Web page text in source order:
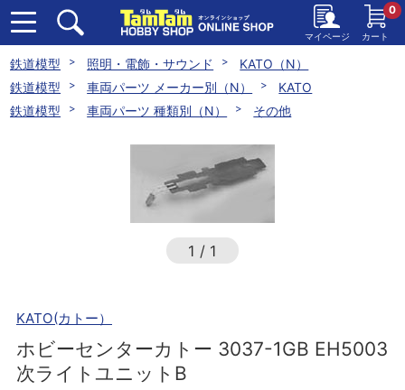
マイページ カート
0
鉄道模型 照明・電飾・サウンド
KATO（N）
鉄道模型
車両パーツ メーカー別（N）
KATO
鉄道模型
車両パーツ 種類別（N） その他
1 / 1
KATO(カトー）
ホビーセンターカトー 3037-1GB EH5003
次ライトユニットB